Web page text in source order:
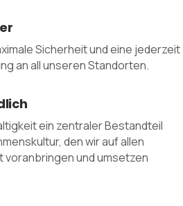
Sicherheit und eine jederzeit
an all unseren Standorten.
ein zentraler Bestandteil
den wir auf allen
voranbringen und umsetzen